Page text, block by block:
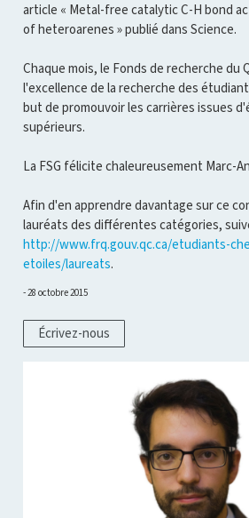
article « Metal-free catalytic C-H bond
of heteroarenes » publié dans Science.
Chaque mois, le Fonds de recherche du
l'excellence de la recherche des
but de promouvoir les carrières issues
supérieurs.
La FSG félicite chaleureusement Marc-
Afin d'en apprendre davantage sur ce
lauréats des différentes catégories,
http://www.frq.gouv.qc.ca/etudiants-
etoiles/laureats.
28 octobre 2015
Écrivez-nous